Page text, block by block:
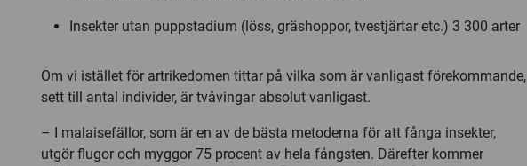
Insekter utan puppstadium (löss, gräshoppor, tvestjärtar etc.) 3 300 arter
Om vi istället för artrikedomen tittar på vilka som är vanligast förekommande,
sett till antal individer, är tvåvingar absolut vanligast.
– I malaisefällor, som är en av de bästa metoderna för att fånga insekter,
utgör flugor och myggor 75 procent av hela fångsten. Därefter kommer